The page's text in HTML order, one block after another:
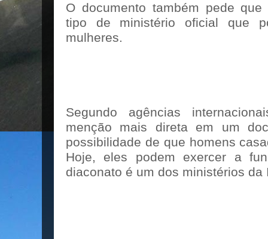
O documento também pede
tipo de ministério oficial que
mulheres.
Segundo agências
menção mais direta em um
possibilidade de que homens
Hoje, eles podem exercer a
diaconato é um dos ministérios